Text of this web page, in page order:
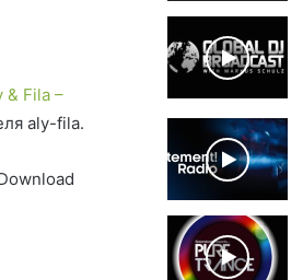
& Fila –
aly-fila.